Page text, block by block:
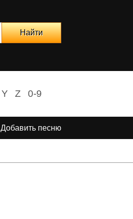
Y Z 0-9
Добавить песню